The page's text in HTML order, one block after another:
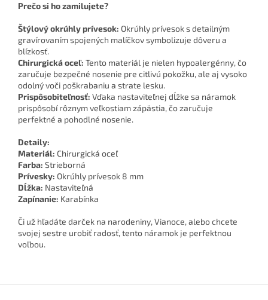
Prečo si ho zamilujete?
Štýlový okrúhly prívesok: Okrúhly prívesok s detailným
gravírovaním spojených malíčkov symbolizuje dôveru a
blízkosť.
Chirurgická oceľ: Tento materiál je nielen hypoalergénny, čo
zaručuje bezpečné nosenie pre citlivú pokožku, ale aj vysoko
odolný voči poškrabaniu a strate lesku.
Prispôsobiteľnosť: Vďaka nastaviteľnej dĺžke sa náramok
prispôsobí rôznym veľkostiam zápästia, čo zaručuje
perfektné a pohodlné nosenie.
Detaily:
Materiál: Chirurgická oceľ
Farba: Strieborná
Prívesky: Okrúhly prívesok 8 mm
Dĺžka: Nastaviteľná
Zapínanie: Karabínka
Či už hľadáte darček na narodeniny, Vianoce, alebo chcete
svojej sestre urobiť radosť, tento náramok je perfektnou
voľbou.